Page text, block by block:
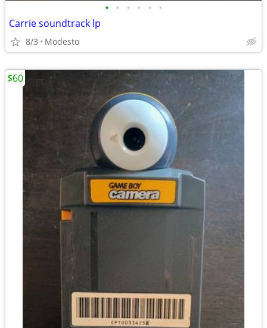
• • • • • •
Carrie soundtrack lp
8/3 Modesto
$60